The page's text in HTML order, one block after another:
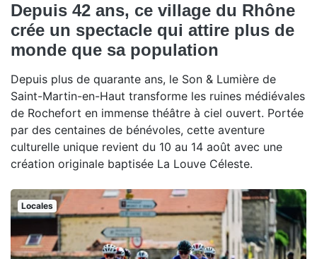
Depuis 42 ans, ce village du Rhône
crée un spectacle qui attire plus de
monde que sa population
Depuis plus de quarante ans, le Son & Lumière de
Saint-Martin-en-Haut transforme les ruines médiévales
de Rochefort en immense théâtre à ciel ouvert. Portée
par des centaines de bénévoles, cette aventure
culturelle unique revient du 10 au 14 août avec une
création originale baptisée La Louve Céleste.
Locales